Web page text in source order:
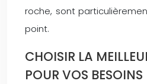
roche, sont
point.
CHOISIR LA
POUR VOS BESOINS